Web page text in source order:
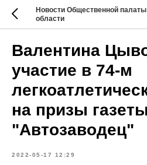
Новости Общественной
области
Валентина
участие в 74-м
на призы газеты
"Автозаводец"
2022-05-17 12:29